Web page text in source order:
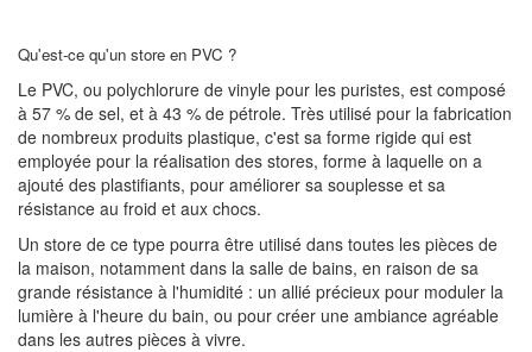
Qu'est-ce qu'un store en PVC ?
Le PVC, ou polychlorure de vinyle pour les puristes, est composé
à 57 % de sel, et à 43 % de pétrole. Très utilisé pour la fabrication
de nombreux produits plastique, c'est sa forme rigide qui est
employée pour la réalisation des stores, forme à laquelle on a
ajouté des plastifiants, pour améliorer sa souplesse et sa
résistance au froid et aux chocs.
Un store de ce type pourra être utilisé dans toutes les pièces de
la maison, notamment dans la salle de bains, en raison de sa
grande résistance à l'humidité : un allié précieux pour moduler la
lumière à l'heure du bain, ou pour créer une ambiance agréable
dans les autres pièces à vivre.